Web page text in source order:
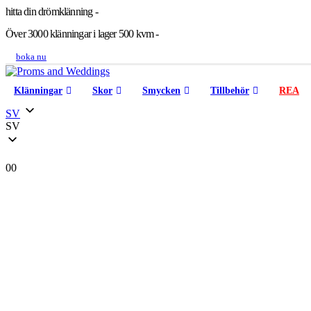
hitta din drömklänning -
Över 3000 klänningar i lager 500 kvm -
boka nu
Klänningar Skor Smycken Tillbehör REA
SV
SV
00